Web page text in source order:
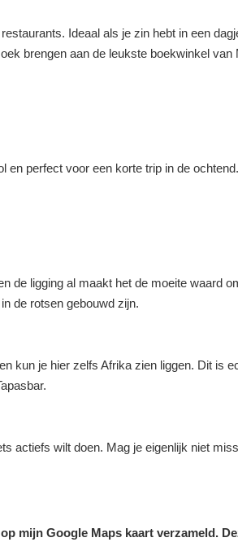
Ideaal als je zin hebt in een
brengen aan de leukste boekwinkel van
en perfect voor een korte trip in de
de ligging al maakt het de moeite waard
de rotsen gebouwd zijn.
kun je hier zelfs Afrika zien liggen. Dit is
actiefs wilt doen. Mag je eigenlijk niet
mijn Google Maps kaart verzameld.